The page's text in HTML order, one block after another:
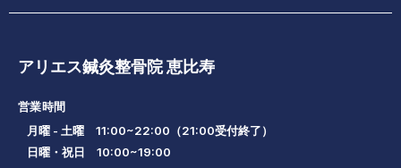
アリエス鍼灸整骨院 恵比寿
営業時間
月曜 - 土曜 11:00~22:00（21:00受付終了）
日曜・祝日 10:00~19:00